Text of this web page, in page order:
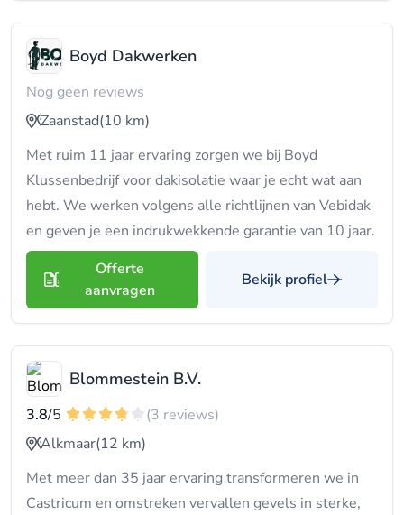
Boyd Dakwerken
Nog geen reviews
Zaanstad(10 km)
Met ruim 11 jaar ervaring zorgen we bij Boyd
Klussenbedrijf voor dakisolatie waar je echt wat aan
hebt. We werken volgens alle richtlijnen van Vebidak
en geven je een indrukwekkende garantie van 10 jaar.
Offerte
aanvragen
Bekijk profiel
Blommestein B.V.
3.8/5
(3 reviews)
Alkmaar(12 km)
Met meer dan 35 jaar ervaring transformeren we in
Castricum en omstreken vervallen gevels in sterke,